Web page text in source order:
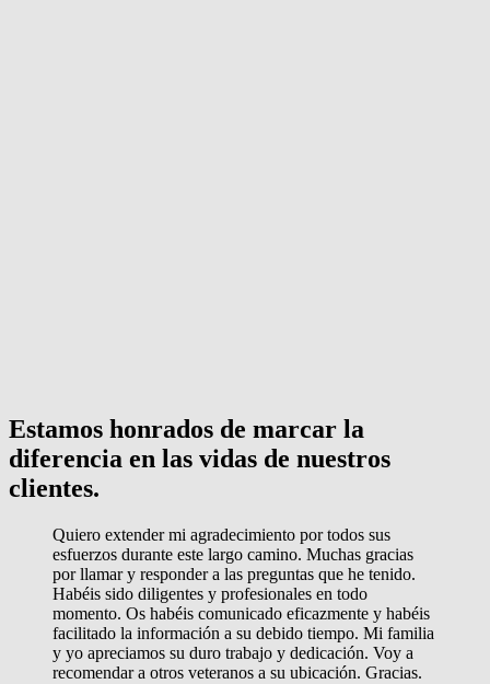
Estamos honrados de marcar la
diferencia en las vidas de nuestros
clientes.
Quiero extender mi agradecimiento por todos sus
esfuerzos durante este largo camino. Muchas gracias
por llamar y responder a las preguntas que he tenido.
Habéis sido diligentes y profesionales en todo
momento. Os habéis comunicado eficazmente y habéis
facilitado la información a su debido tiempo. Mi familia
y yo apreciamos su duro trabajo y dedicación. Voy a
recomendar a otros veteranos a su ubicación. Gracias.